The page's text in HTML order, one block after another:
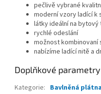
pečlivě vybrané
moderní vzory ladící k
látky ideální na
rychlé odeslání
možnost kombinovaní
nabízíme ladící nitě a
Doplňkové parametry
Kategorie: Bavlněná